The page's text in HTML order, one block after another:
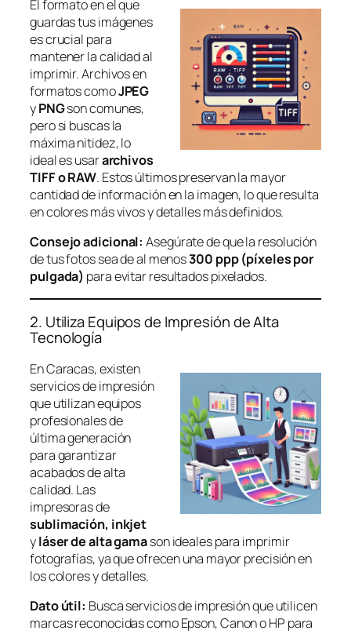
El formato en el que
guardas tus imágenes
es crucial para
mantener la calidad al
imprimir. Archivos en
formatos comoJPEG
yPNGson comunes,
pero si buscas la
máxima nitidez, lo
ideal es usararchivos
TIFF o RAW. Estos últimos preservan la mayor
cantidad de información en la imagen, lo que resulta
en colores más vivos y detalles más definidos.
Consejo adicional: Asegúrate de que la resolución
de tus fotos sea de al menos300 ppp (píxeles por
pulgada) para evitar resultados pixelados.
2. Utiliza Equipos de Impresión de Alta
Tecnología
En Caracas, existen
servicios de impresión
que utilizan equipos
profesionales de
última generación
para garantizar
acabados de alta
calidad. Las
impresoras de
sublimación, inkjet
yláser de alta gamason ideales para imprimir
fotografías, ya que ofrecen una mayor precisión en
los colores y detalles.
Dato útil: Busca servicios de impresión que utilicen
marcas reconocidas como Epson, Canon o HP para